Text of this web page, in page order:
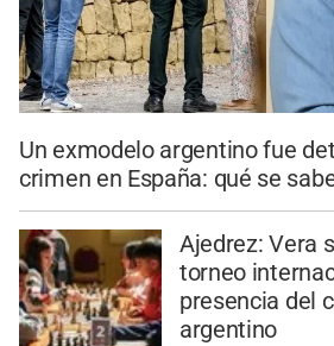
Un exmodelo argentino fue
crimen en España: qué se
Ajedrez: Vera
torneo
presencia del
argentino